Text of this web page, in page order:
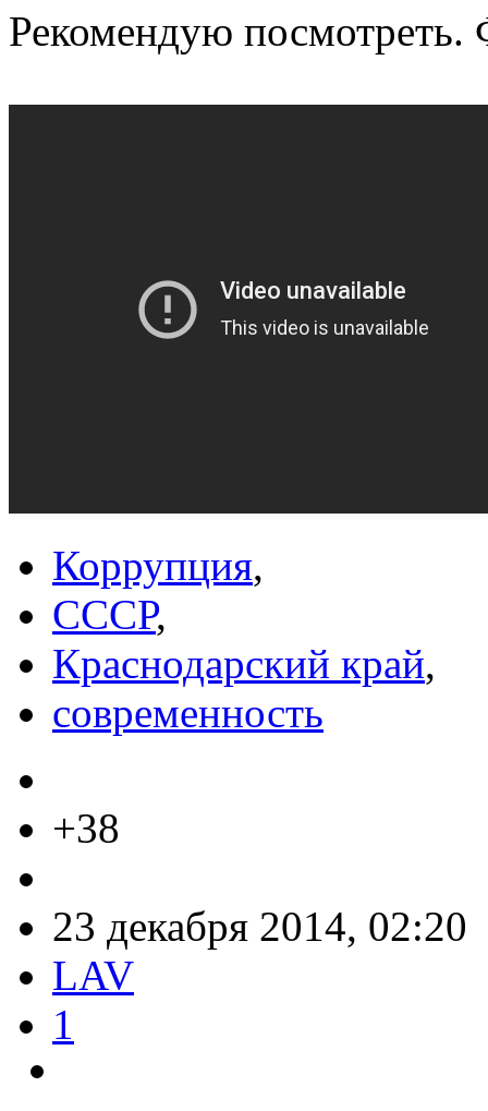
Рекомендую посмотреть.
Коррупция,
СССР,
Краснодарский край,
современность
+38
23 декабря 2014, 02:20
LAV
1